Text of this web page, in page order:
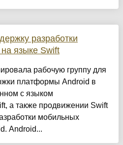
разработки
языке Swift
рабочую группу для
платформы Android в
с языком
а также продвижении Swift
мобильных
Android...